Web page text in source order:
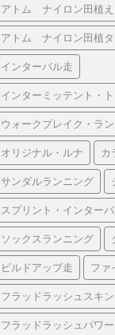
アトム ナイロン田植
アトム ナイロン田植
インターバル走
インターミッテント・
ウォークブレイク・ラ
オリジナル・ルナ カ
サンダルランニング
スプリント・インター
ソックスランニング
ビルドアップ走 ファ
フラッドラッシュスキ
フラッドラッシュパワ